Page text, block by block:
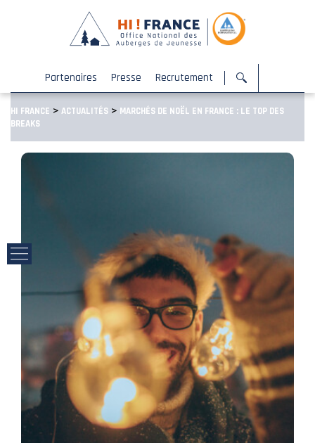
Partenaires Presse Recrutement
HI FRANCE > ACTUALITÉS > MARCHÉS DE NOËL EN FRANCE : LE TOP DES
BREAKS